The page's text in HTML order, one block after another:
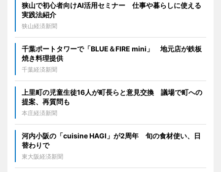
狭山で初心者向けAI活用セミナー 仕事や暮らしに使える
実践法紹介
狭山経済新聞
千葉ポートタワーで「BLUE＆FIRE mini」 地元店が鉄板
焼き料理提供
千葉経済新聞
上里町の児童生徒16人が町長らと意見交換 議場で町への
提案、再質問も
本庄経済新聞
河内小阪の「cuisine HAGI」が2周年 旬の食材使い、日
替わりで
東大阪経済新聞